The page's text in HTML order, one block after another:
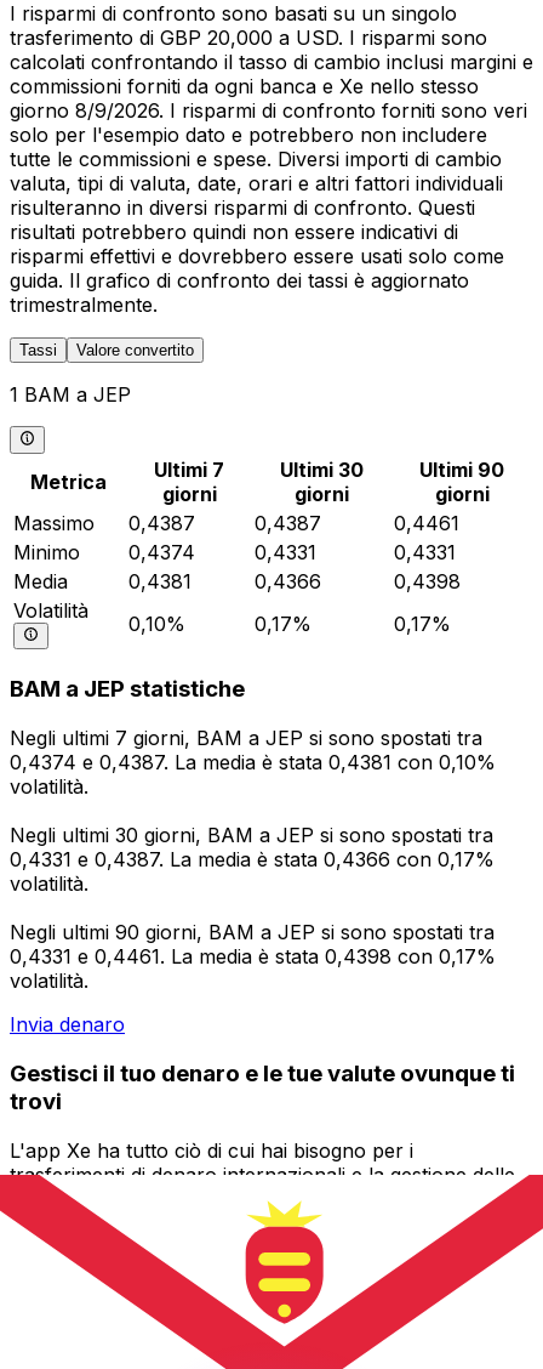
I risparmi di confronto sono basati su un singolo
trasferimento di GBP 20,000 a USD. I risparmi sono
calcolati confrontando il tasso di cambio inclusi margini e
commissioni forniti da ogni banca e Xe nello stesso
giorno 8/9/2026. I risparmi di confronto forniti sono veri
solo per l'esempio dato e potrebbero non includere
tutte le commissioni e spese. Diversi importi di cambio
valuta, tipi di valuta, date, orari e altri fattori individuali
risulteranno in diversi risparmi di confronto. Questi
risultati potrebbero quindi non essere indicativi di
risparmi effettivi e dovrebbero essere usati solo come
guida. Il grafico di confronto dei tassi è aggiornato
trimestralmente.
Tassi Valore convertito
1 BAM a JEP
Metrica
Ultimi 7
giorni
Ultimi 30
giorni
Ultimi 90
giorni
Massimo
0,4387 0,4387
0,4461
Minimo
0,4374 0,4331
0,4331
Media
0,4381 0,4366
0,4398
Volatilità
0,10% 0,17% 0,17%
BAM a JEP statistiche
Negli ultimi 7 giorni, BAM a JEP si sono spostati tra
0,4374 e 0,4387. La media è stata 0,4381 con 0,10%
volatilità.
Negli ultimi 30 giorni, BAM a JEP si sono spostati tra
0,4331 e 0,4387. La media è stata 0,4366 con 0,17%
volatilità.
Negli ultimi 90 giorni, BAM a JEP si sono spostati tra
0,4331 e 0,4461. La media è stata 0,4398 con 0,17%
volatilità.
Invia denaro
Gestisci il tuo denaro e le tue valute ovunque ti
trovi
L'app Xe ha tutto ciò di cui hai bisogno per i
trasferimenti di denaro internazionali e la gestione delle
valute. Converti le valute, imposta avvisi sui tassi di
cambio e trasferisci denaro all'estero senza commissioni
nascoste. Scaricala oggi stesso!